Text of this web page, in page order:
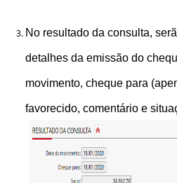
No resultado da consulta,
detalhes da emissão do
movimento, cheque para
favorecido, comentário e